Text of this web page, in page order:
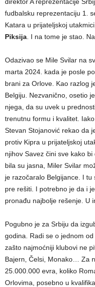
fudbalsku reprezentaciju 1.
Katara u prijateljskoj
Piksija . I na tome je stao.
Odazivao se Mile Svilar na
marta 2024. kada je posle
brani za Orlove. Kao razlog
Belgiju. Nezvanično, osetio
njega, da su uvek u
trenutnu formu i kvalitet.
Stevan Stojanović rekao da
protiv Kipra u prijateljskoj
njihov Savez čini sve kako
bila su jasna, Miler Svilar
je razočaralo Belgijance. I
pre rešiti. I potrebno je da i
pronađu najbolje rešenje. U
Pogubno je za Srbiju da
godina. Radi se o jednom
zašto najmoćniji klubovi ne
Bajern, Čelsi, Monako… Za
25.000.000 evra, koliko
Orlovima, posebno u